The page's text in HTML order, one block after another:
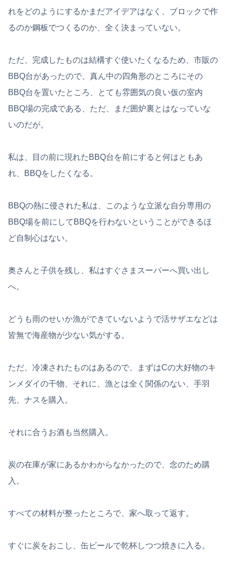
れをどのようにするかまだアイデアはなく、ブロックで作
るのか鋼板でつくるのか、全く決まっていない。
ただ、完成したものは結構すぐ使いたくなるため、市販の
BBQ台があったので、真ん中の四角形のところにその
BBQ台を置いたところ、とても雰囲気の良い仮の室内
BBQ場の完成である、ただ、まだ囲炉裏とはなっていな
いのだが。
私は、目の前に現れたBBQ台を前にすると何はともあ
れ、BBQをしたくなる。
BBQの熱に侵された私は、このような立派な自分専用の
BBQ場を前にしてBBQを行わないということができるほ
ど自制心はない。
奥さんと子供を残し、私はすぐさまスーパーへ買い出し
へ。
どうも雨のせいか漁ができていないようで活サザエなどは
皆無で海産物が少ない気がする。
ただ、冷凍されたものはあるので、まずはCの大好物のキ
ンメダイの干物、それに、漁とは全く関係のない、手羽
先、ナスを購入。
それに合うお酒も当然購入。
炭の在庫が家にあるかわからなかったので、念のため購
入。
すべての材料が整ったところで、家へ取って返す。
すぐに炭をおこし、缶ビールで乾杯しつつ焼きに入る。